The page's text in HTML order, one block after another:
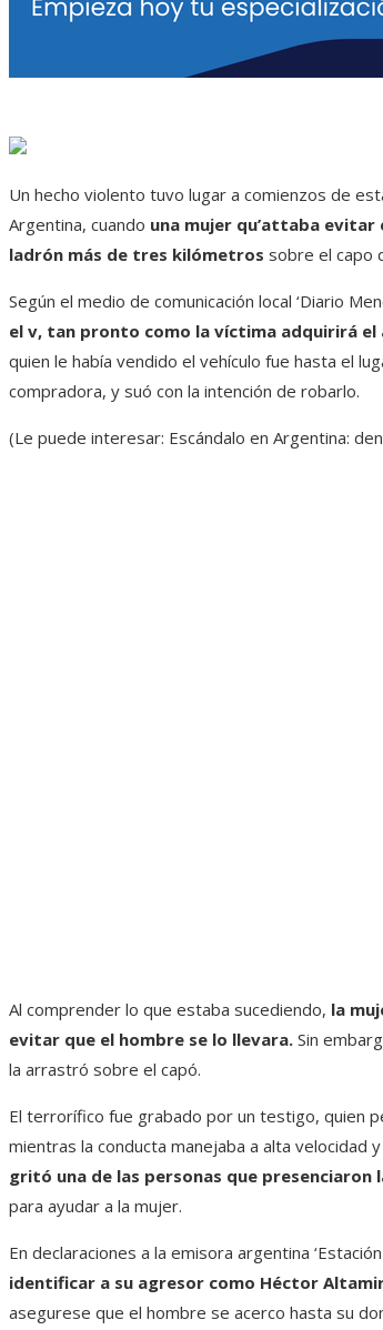
Un hecho violento tuvo lugar a comienzos de
Argentina, cuando una mujer qu’attaba
ladrón más de tres kilómetros sobre el capo
Según el medio de comunicación local ‘Diario
el v, tan pronto como la víctima adquirirá
quien le había vendido el vehículo fue hasta el
compradora, y suó con la intención de robarlo.
(Le puede interesar: Escándalo en Argentina:
Al comprender lo que estaba sucediendo, la
evitar que el hombre se lo llevara. Sin
la arrastró sobre el capó.
El terrorífico fue grabado por un testigo, quien
mientras la conducta manejaba a alta velocidad
gritó una de las personas que presenciaron
para ayudar a la mujer.
En declaraciones a la emisora ​​argentina
identificar a su agresor como Héctor
asegurese que el hombre se acerco hasta su